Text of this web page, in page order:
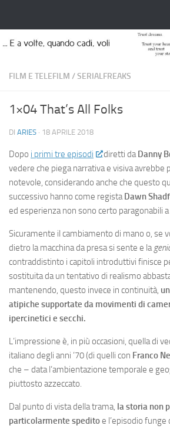
FILM E TELEFILM /SERIALFREAKS
1×04 That’s All Folks
DI ARIES · 18 APRILE 2018
Dopo i primi tre episodi diretti daDanny
vedere che piega narrativa e visiva avrebbe
notevole, considerando anche che questo
successivo hanno come registaDawn
ed esperienza non sono certo paragonabili
Sicuramente il cambiamento di mano o, se
dietro la macchina da presa si sente e la
contraddistinto i capitoli introduttivi finisce
sostituita da un tentativo di realismo
mantenendo, questo invece in continuità,
atipiche supportate da movimenti di
ipercinetici e secchi.
L’impressione è, in più occasioni, quella di
italiano degli anni ’70 (di quelli con Franco
che – data l’ambientazione temporale e
piuttosto azzeccato.
Dal punto di vista della trama, la storia non
particolarmente speditoe l’episodio funge